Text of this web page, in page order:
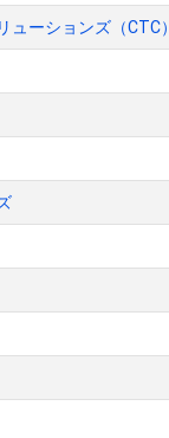
ューションズ（CTC）